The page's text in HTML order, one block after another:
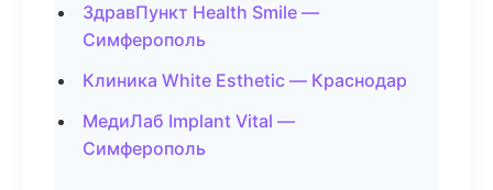
ЗдравПункт Health Smile —
Симферополь
Клиника White Esthetic — Краснодар
МедиЛаб Implant Vital —
Симферополь